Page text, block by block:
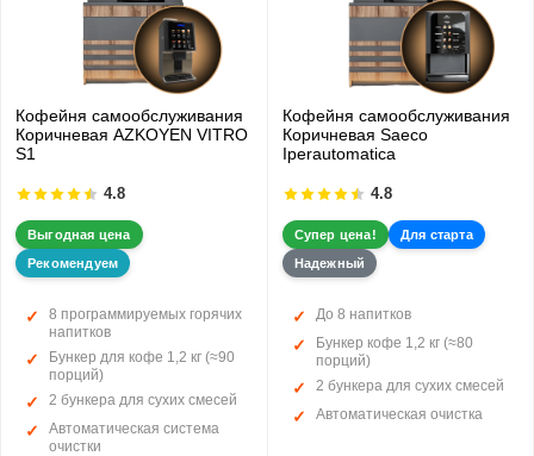
Кофейня самообслуживания
Коричневая AZKOYEN VITRO
S1
4.8
Выгодная цена
Рекомендуем
8 программируемых горячих
напитков
Бункер для кофе 1,2 кг (≈90
порций)
2 бункера для сухих смесей
Автоматическая система
очистки
Кофейня самообслуживания
Коричневая Saeco
Iperautomatica
4.8
Супер цена!
Для старта
Надежный
До 8 напитков
Бункер кофе 1,2 кг (≈80
порций)
2 бункера для сухих смесей
Автоматическая очистка